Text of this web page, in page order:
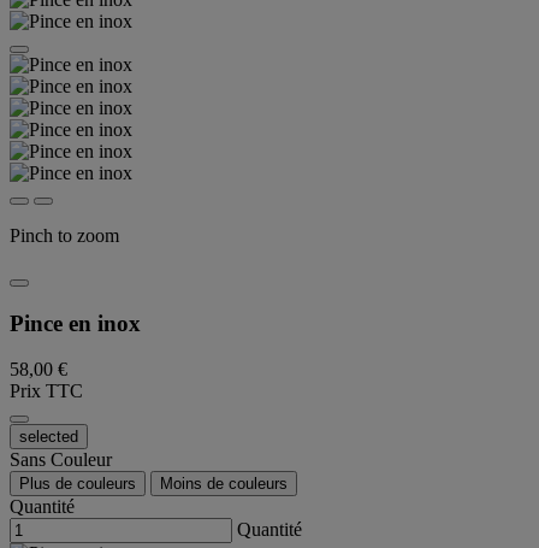
Pinch to zoom
Pince en inox
58,00 €
Prix TTC
selected
Sans Couleur
Plus de couleurs Moins de couleurs
Quantité
Quantité